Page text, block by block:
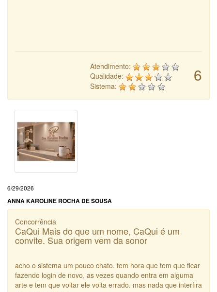
6
Atendimento:
Qualidade:
Sistema:
6/29/2026
ANNA KAROLINE ROCHA DE SOUSA
Concorrência
CaQui Mais do que um nome, CaQui é um
convite. Sua origem vem da sonor
acho o sistema um pouco chato. tem hora que tem que ficar
fazendo login de novo, as vezes quando entra em alguma
arte e tem que voltar ele volta errado. mas nada que interfira